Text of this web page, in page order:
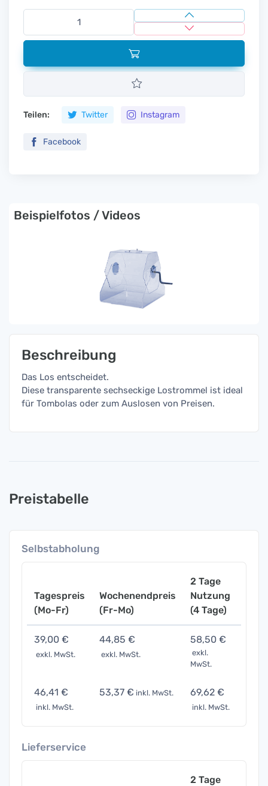
Teilen: Twitter Instagram
Facebook
Beispielfotos / Videos
Beschreibung
Das Los entscheidet.
Diese transparente sechseckige Lostrommel ist ideal
für Tombolas oder zum Auslosen von Preisen.
Preistabelle
Selbstabholung
Tagespreis
(Mo-Fr)
Wochenendpreis
(Fr-Mo)
2 Tage
Nutzung
(4 Tage)
39,00 €
exkl. MwSt.
44,85 €
exkl. MwSt.
58,50 €
exkl.
MwSt.
46,41 €
inkl. MwSt.
53,37 € inkl. MwSt. 69,62 €
inkl. MwSt.
Lieferservice
2 Tage